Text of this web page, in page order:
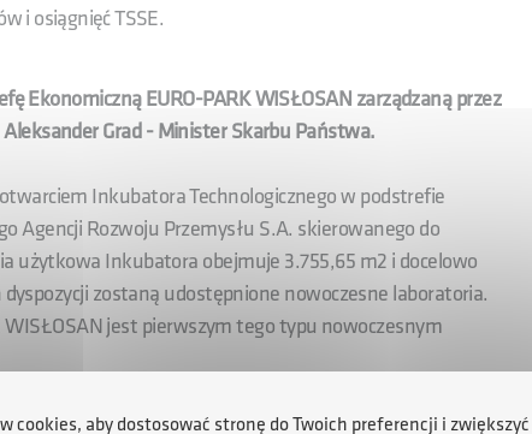
i osiągnięć TSSE.
Ekonomiczną EURO-PARK WISŁOSAN zarządzaną przez
Grad - Minister Skarbu Państwa.
Inkubatora Technologicznego w podstrefie
Agencji Rozwoju Przemysłu S.A. skierowanego do
użytkowa Inkubatora obejmuje 3.755,65 m2 i docelowo
zostaną udostępnione nowoczesne laboratoria.
WISŁOSAN jest pierwszym tego typu nowoczesnym
podstrefy Stalowa Wola i wysłuchał prezentacji
cookies, aby dostosować stronę do Twoich preferencji i